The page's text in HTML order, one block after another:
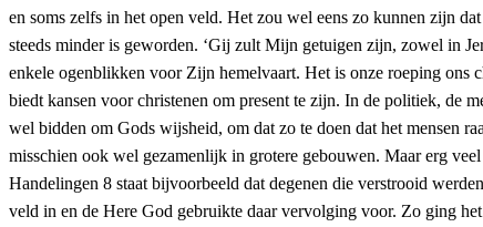
en soms zelfs in het open veld. Het zou wel eens zo kunnen zijn
steeds minder is geworden. ‘Gij zult Mijn getuigen zijn, zowel in
enkele ogenblikken voor Zijn hemelvaart. Het is onze roeping ons
biedt kansen voor christenen om present te zijn. In de politiek, de
wel bidden om Gods wijsheid, om dat zo te doen dat het mensen
misschien ook wel gezamenlijk in grotere gebouwen. Maar erg
Handelingen 8 staat bijvoorbeeld dat degenen die verstrooid
veld in en de Here God gebruikte daar vervolging voor. Zo ging